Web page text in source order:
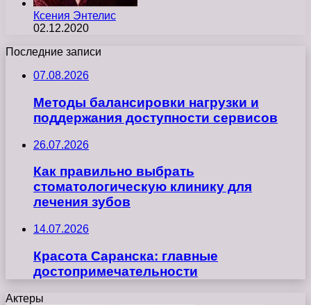
Ксения Энтелис
02.12.2020
Последние записи
07.08.2026
Методы балансировки нагрузки и
поддержания доступности сервисов
26.07.2026
Как правильно выбрать
стоматологическую клинику для
лечения зубов
14.07.2026
Красота Саранска: главные
достопримечательности
Актеры